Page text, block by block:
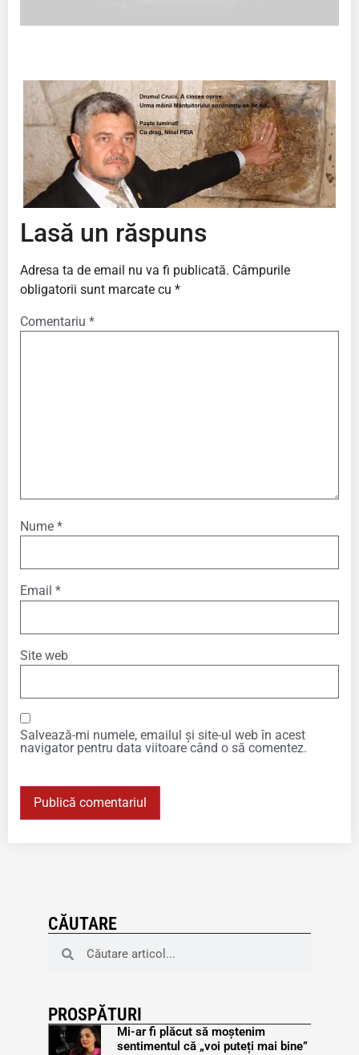
Lasă un răspuns
Adresa ta de email nu va fi publicată. Câmpurile
obligatorii sunt marcate cu *
Comentariu *
Nume *
Email *
Site web
Salvează-mi numele, emailul și site-ul web în acest
navigator pentru data viitoare când o să comentez.
CĂUTARE
PROSPĂTURI
Mi-ar fi plăcut să moștenim
sentimentul că „voi puteți mai bine”